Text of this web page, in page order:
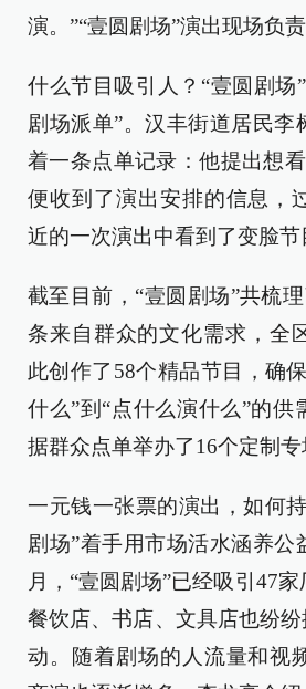
演。”“壹圆剧场”演出现场负责
什么节目吸引人？“壹圆剧场
剧场派单”。汉丰街道居民李
着一条点单记录：他提出想
便收到了演出安排的信息，
近的一次演出中看到了变脸节
截至目前，“壹圆剧场”共梳
条来自群众的文化需求，全
此创作了58个精品节目，确
什么”到“点什么演什么”的供
据群众点单举办了16个定制专
一元钱一张票的演出，如何
剧场”着手用市场活水涵养公
月，“壹圆剧场”已经吸引47
餐饮店、书店、文具店也纷
动。随着剧场的人流量和视